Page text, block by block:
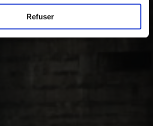
Refuser